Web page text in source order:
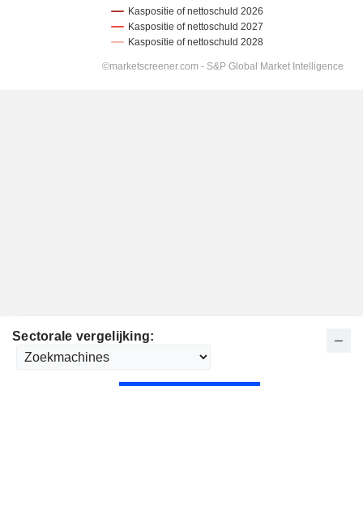
Sectorale vergelijking: